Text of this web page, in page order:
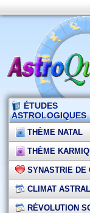
ÉTUDES
ASTROLOGIQUES
THÈME NATAL
THÈME
SYNASTRIE DE
CLIMAT
RÉVOLUTION